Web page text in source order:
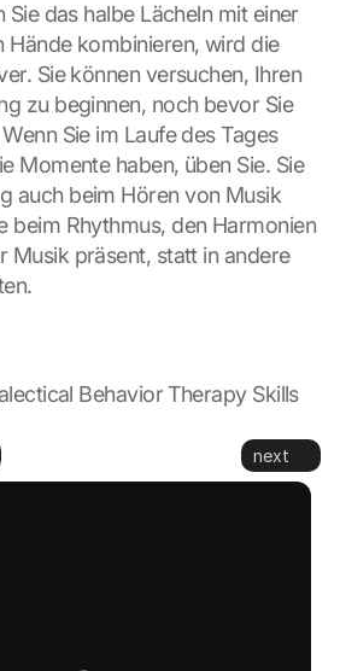
Sie das halbe Lächeln mit einer
Hände kombinieren, wird die
Sie können versuchen, Ihren
zu beginnen, noch bevor Sie
Sie im Laufe des Tages
Momente haben, üben Sie. Sie
auch beim Hören von Musik
beim Rhythmus, den Harmonien
Musik präsent, statt in andere
Behavior Therapy Skills
next